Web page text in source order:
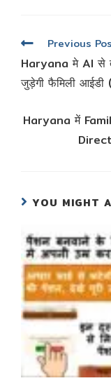
Read
more
articles
Previous
Haryana मे AI से
जुड़ेगी फैमिली आईडी
Haryana में
YOU MIGHT